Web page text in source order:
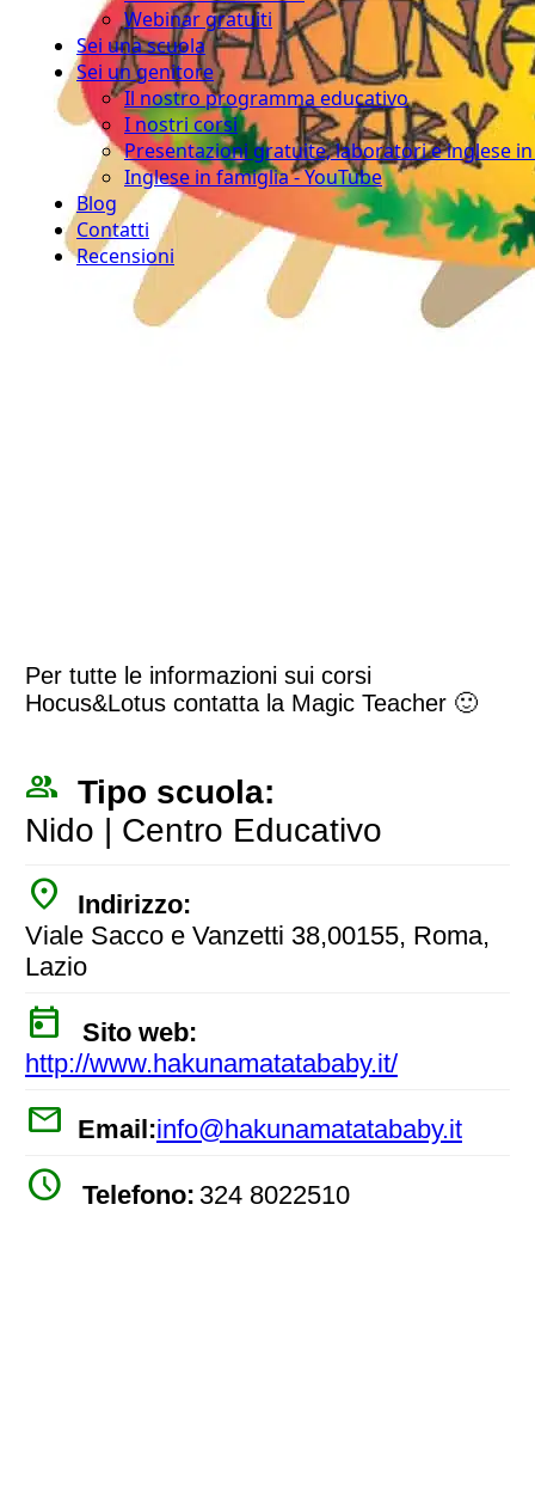
Webinar gratuiti
Sei una scuola
Sei un genitore
Il nostro programma educativo
I nostri corsi
Presentazioni gratuite, laboratori e inglese in
Inglese in famiglia - YouTube
Blog
Contatti
Recensioni
Per tutte le informazioni sui corsi
Hocus&Lotus contatta la Magic Teacher 🙂
people_outline Tipo scuola:
Nido | Centro Educativo
place
Indirizzo:
Viale Sacco e Vanzetti 38,00155, Roma,
Lazio
today
Sito web:
http://www.hakunamatatababy.it/
mail Email:info@hakunamatatababy.it
watch_later Telefono: 324 8022510